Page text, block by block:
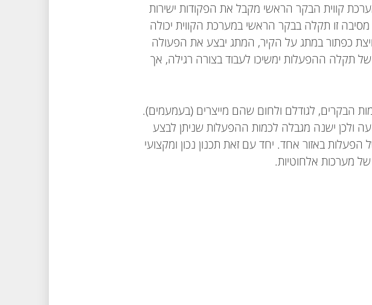
קווית הבקר הראשי מקבל את הפקודות ישירות
זו תקלה בבקר הראשי במערכת הקווית יכולה
כפתור במתג על הקיר, המתג יבצע את הפעולה
תקלה ההפעלות ימשיכו לעבוד בצורה רגילה, אך
הבקרים, לגודלם ולחום שהם מייצרים (בעמעמים).
ולכן ישנה מגבלה לכמות ההפעלות שניתן לבצע
באזור אחד. יחד עם זאת תכנון נכון ומקצועי
מערכות אלחוטיות.